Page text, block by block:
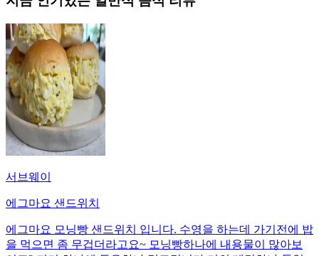
서브웨이
에그마요 샌드위치
에그마요 모닝빵 샌드위치 입니다. 수영을 하는데 가기전에 밥
을 먹으면 좀 무겁더라고요~ 모닝빵하나에 내용물이 많아보